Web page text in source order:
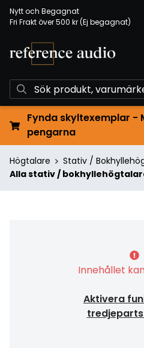
Nytt och Begagnat
Fri Frakt över 500 kr (Ej begagnat)
Fynda skyltexemplar -
pengarna
Högtalare
Stativ /
Alla stativ /
Innehållet
Aktivera